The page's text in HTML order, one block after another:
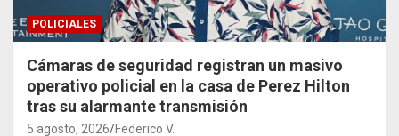
POLICIALES
Cámaras de seguridad registran un masivo
operativo policial en la casa de Perez Hilton
tras su alarmante transmisión
5 agosto, 2026 Federico V.